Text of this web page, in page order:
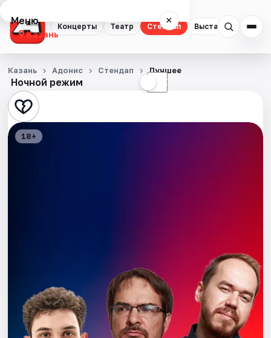
Концерты Театр Стендап Выставки
Меню ×
Казань
Концерты
Театр
Стендап
Города
Площадки
Ночной режим ☾
Казань Адонис Стендап Лучшее
18+